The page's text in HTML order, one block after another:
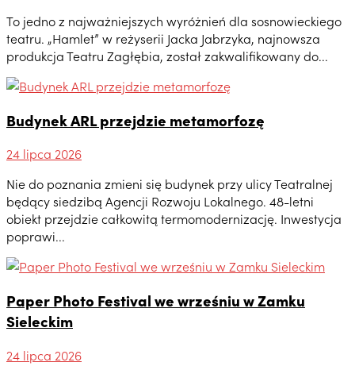
To jedno z najważniejszych wyróżnień dla sosnowieckiego
teatru. „Hamlet” w reżyserii Jacka Jabrzyka, najnowsza
produkcja Teatru Zagłębia, został zakwalifikowany do...
Budynek ARL przejdzie metamorfozę
24 lipca 2026
Nie do poznania zmieni się budynek przy ulicy Teatralnej
będący siedzibą Agencji Rozwoju Lokalnego. 48-letni
obiekt przejdzie całkowitą termomodernizację. Inwestycja
poprawi...
Paper Photo Festival we wrześniu w Zamku
Sieleckim
24 lipca 2026